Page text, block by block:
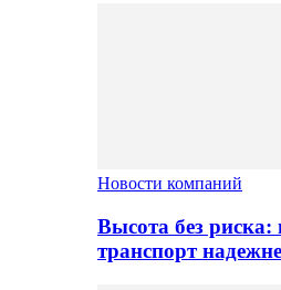
Новости компаний
Высота без
транспорт